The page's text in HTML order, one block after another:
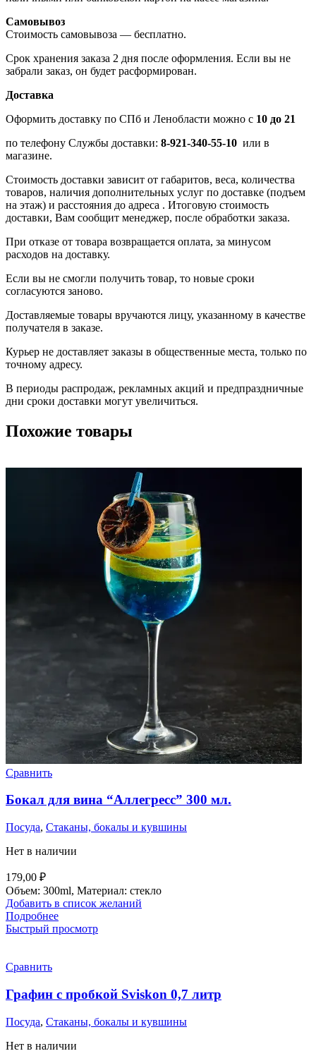
Самовывоз
Стоимость самовывоза — бесплатно.
Срок хранения заказа 2 дня после оформления. Если вы не
забрали заказ, он будет расформирован.
Доставка
Оформить доставку по СПб и Ленобласти можно с 10 до 21
по телефону Службы доставки: 8-921-340-55-10 или в
магазине.
Стоимость доставки зависит от габаритов, веса, количества
товаров, наличия дополнительных услуг по доставке (подъем
на этаж) и расстояния до адреса . Итоговую стоимость
доставки, Вам сообщит менеджер, после обработки заказа.
При отказе от товара возвращается оплата, за минусом
расходов на доставку.
Если вы не смогли получить товар, то новые сроки
согласуются заново.
Доставляемые товары вручаются лицу, указанному в качестве
получателя в заказе.
Курьер не доставляет заказы в общественные места, только по
точному адресу.
В периоды распродаж, рекламных акций и предпраздничные
дни сроки доставки могут увеличиться.
Похожие товары
Сравнить
Бокал для вина “Аллегресс” 300 мл.
Посуда, Стаканы, бокалы и кувшины
Нет в наличии
179,00 ₽
Объем: 300ml, Материал: стекло
Добавить в список желаний
Подробнее
Быстрый просмотр
Сравнить
Графин с пробкой Sviskon 0,7 литр
Посуда, Стаканы, бокалы и кувшины
Нет в наличии